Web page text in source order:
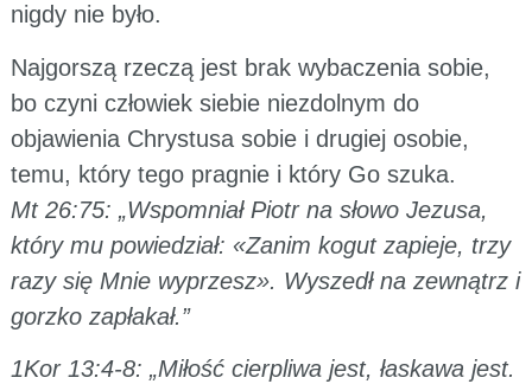
nigdy nie było.
Najgorszą rzeczą jest brak wybaczenia sobie,
bo czyni człowiek siebie niezdolnym do
objawienia Chrystusa sobie i drugiej osobie,
temu, który tego pragnie i który Go szuka.
Mt 26:75: „Wspomniał Piotr na słowo Jezusa,
który mu powiedział: «Zanim kogut zapieje, trzy
razy się Mnie wyprzesz». Wyszedł na zewnątrz i
gorzko zapłakał.”
1Kor 13:4-8: „Miłość cierpliwa jest, łaskawa jest.